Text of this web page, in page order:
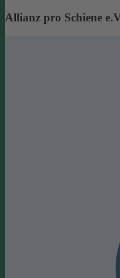
Allianz pro Schiene